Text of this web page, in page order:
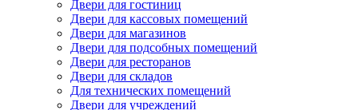
Двери для гостиниц
Двери для кассовых помещений
Двери для магазинов
Двери для подсобных помещений
Двери для ресторанов
Двери для складов
Для технических помещений
Двери для учреждений